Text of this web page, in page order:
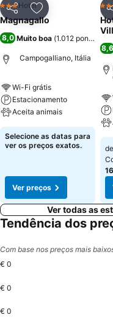
PartilharAdicionar aos
3 Estrelas
Hotel
Magnagallo
8,0 Muito boa (1.012 pontuações
Campogalliano, Itália
Wi-Fi grátis
Estacionamento
Aceita animais
Selecione as datas para
ver os preços exatos.
Ver preços
4
de
Ver todas as
Tendência dos
Com base nos preços mais
€ 0
€ 0
€ 0